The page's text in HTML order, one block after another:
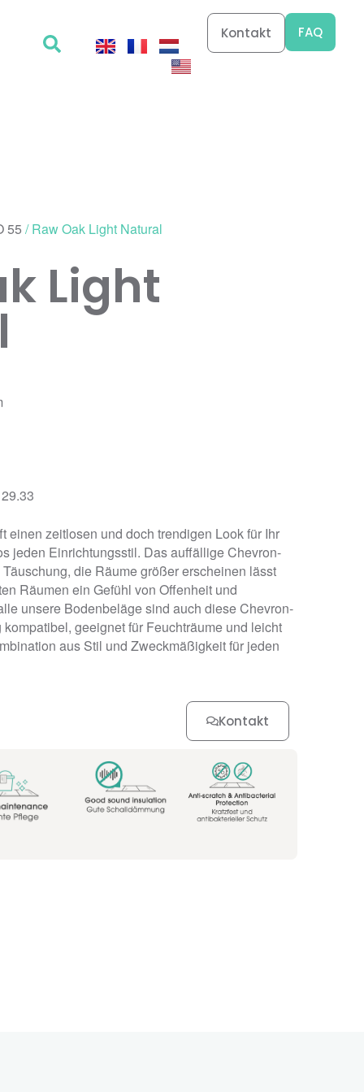
Kontakt FAQ
55 / Raw Oak Light Natural
Light
einen zeitlosen und doch trendigen Look für Ihr
jeden Einrichtungsstil. Das auffällige Chevron-
die Räume größer erscheinen lässt
Räumen ein Gefühl von Offenheit und
unsere Bodenbeläge sind auch diese Chevron-
geeignet für Feuchträume und leicht
aus Stil und Zweckmäßigkeit für jeden
Kontakt